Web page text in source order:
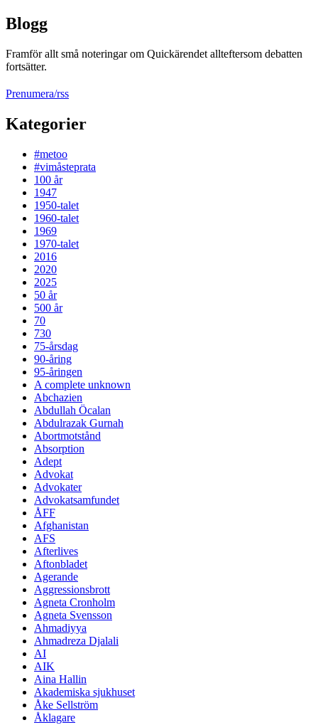
Blogg
Framför allt små noteringar om Quickärendet allteftersom debatten
fortsätter.
Prenumera/rss
Kategorier
#metoo
#vimåsteprata
100 år
1947
1950-talet
1960-talet
1969
1970-talet
2016
2020
2025
50 år
500 år
70
730
75-årsdag
90-åring
95-åringen
A complete unknown
Abchazien
Abdullah Öcalan
Abdulrazak Gurnah
Abortmotstånd
Absorption
Adept
Advokat
Advokater
Advokatsamfundet
ÅFF
Afghanistan
AFS
Afterlives
Aftonbladet
Agerande
Aggressionsbrott
Agneta Cronholm
Agneta Svensson
Ahmadiyya
Ahmadreza Djalali
AI
AIK
Aina Hallin
Akademiska sjukhuset
Åke Sellström
Åklagare